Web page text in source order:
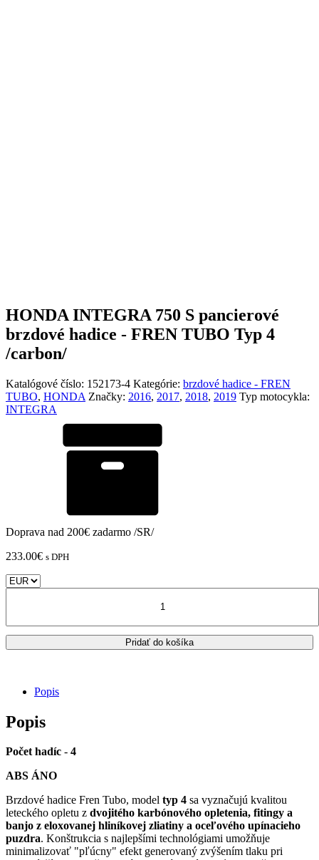
HONDA INTEGRA 750 S pancierové
brzdové hadice - FREN TUBO Typ 4
/carbon/
Katalógové číslo: 152173-4 Kategórie: brzdové hadice - FREN
TUBO, HONDA Značky: 2016, 2017, 2018, 2019 Typ motocykla:
INTEGRA
Doprava nad 200€ zadarmo /SR/
233.00€ s DPH
TUBO
4
Pridať do košíka
Popis
Popis
Počet hadíc - 4
ABS ÁNO
Brzdové hadice Fren Tubo, model typ 4 sa vyznačujú kvalitou
leteckého opletu z dvojitého karbónového opletenia, fitingy a
banjo z eloxovanej hliníkovej zliatiny a oceľového upínacieho
puzdra. Konštrukcia s najlepšími technológiami umožňuje
minimalizovať "pľúcny" efekt generovaný zvýšením tlaku pri